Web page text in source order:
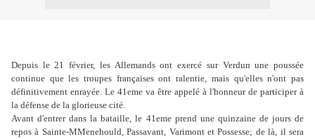
Depuis le 21 février, les Allemands ont exercé sur Verdun une poussée
continue que les troupes françaises ont ralentie, mais qu'elles n'ont pas
définitivement enrayée. Le 41eme va être appelé à l'honneur de participer à
la défense de la glorieuse cité.
Avant d'entrer dans la bataille, le 41eme prend une quinzaine de jours de
repos à Sainte-MMenehould, Passavant, Varimont et Possesse; de là, il sera